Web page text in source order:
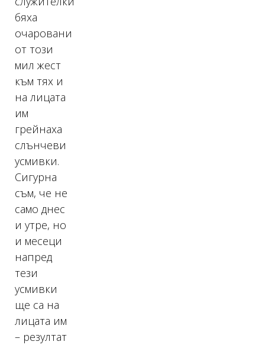
бяха
очаровани
от този
мил жест
към тях и
на лицата
им
грейнаха
слънчеви
усмивки.
Сигурна
съм, че не
само днес
и утре, но
и месеци
напред
тези
усмивки
ще са на
лицата им
– резултат